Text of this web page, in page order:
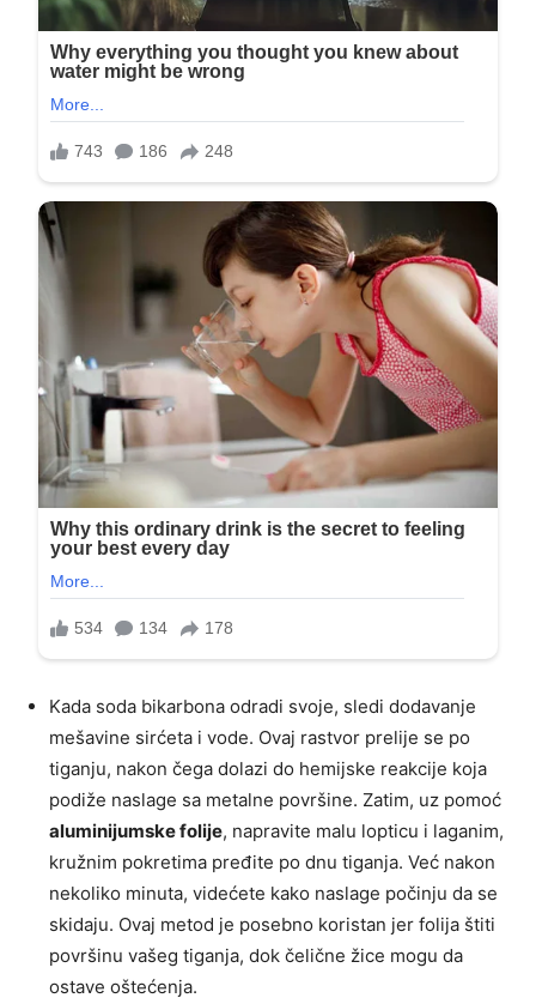
Kada soda bikarbona odradi svoje, sledi dodavanje
mešavine sirćeta i vode. Ovaj rastvor prelije se po
tiganju, nakon čega dolazi do hemijske reakcije koja
podiže naslage sa metalne površine. Zatim, uz pomoć
aluminijumske folije, napravite malu lopticu i laganim,
kružnim pokretima pređite po dnu tiganja. Već nakon
nekoliko minuta, videćete kako naslage počinju da se
skidaju. Ovaj metod je posebno koristan jer folija štiti
površinu vašeg tiganja, dok čelične žice mogu da
ostave oštećenja.